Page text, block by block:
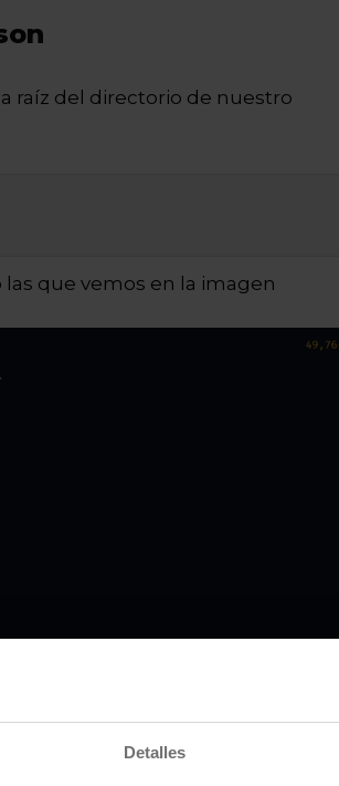
Detalles
raíz del directorio de nuestro
que vemos en la imagen